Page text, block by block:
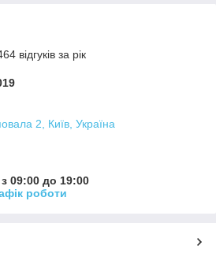
відгуків за рік
2, Київ, Україна
09:00 до 19:00
роботи